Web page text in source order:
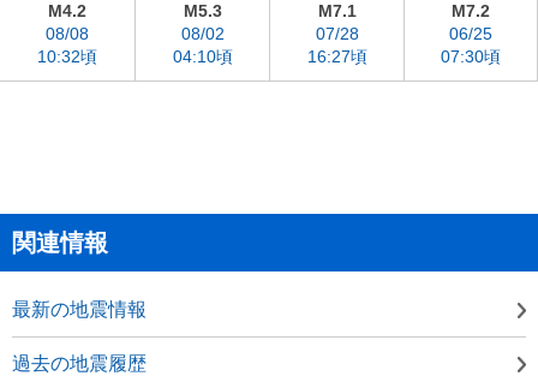
M4.2
08/08
10:32頃
M5.3
08/02
04:10頃
M7.1
07/28
16:27頃
M7.2
06/25
07:30頃
関連情報
最新の地震情報
過去の地震履歴